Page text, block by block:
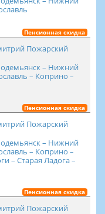
Пенсионная скидка
Пожарский
– Нижний
– Коприно –
Пенсионная скидка
Пожарский
– Нижний
– Коприно –
– Старая Ладога –
Пенсионная скидка
Пожарский